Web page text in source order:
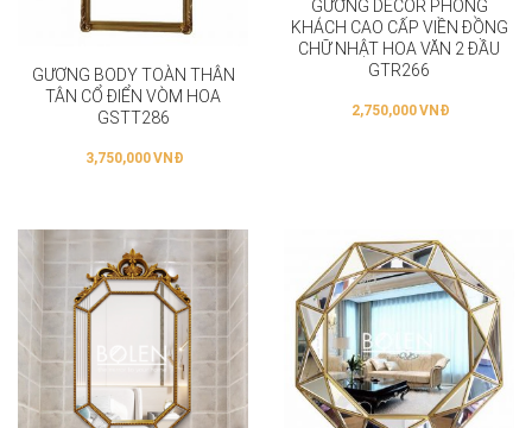
GƯƠNG BODY TOÀN THÂN
TÂN CỔ ĐIỂN VÒM HOA
GSTT286
3,750,000VNĐ
GƯƠNG DECOR PHÒNG
KHÁCH CAO CẤP VIỀN ĐỒNG
CHỮ NHẬT HOA VĂN 2 ĐẦU
GTR266
2,750,000VNĐ